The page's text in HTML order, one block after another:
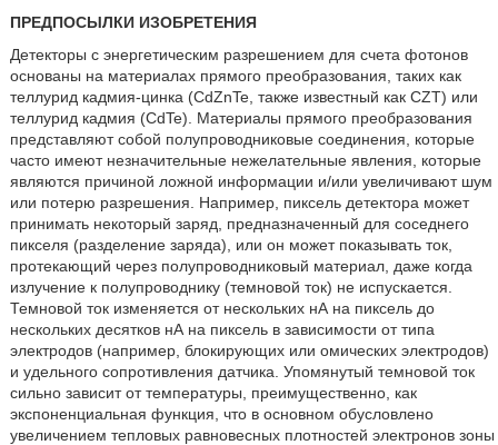
ПРЕДПОСЫЛКИ ИЗОБРЕТЕНИЯ
Детекторы с энергетическим разрешением для счета фотонов
основаны на материалах прямого преобразования, таких как
теллурид кадмия-цинка (CdZnTe, также известный как CZT) или
теллурид кадмия (CdTe). Материалы прямого преобразования
представляют собой полупроводниковые соединения, которые
часто имеют незначительные нежелательные явления, которые
являются причиной ложной информации и/или увеличивают шум
или потерю разрешения. Например, пиксель детектора может
принимать некоторый заряд, предназначенный для соседнего
пикселя (разделение заряда), или он может показывать ток,
протекающий через полупроводниковый материал, даже когда
излучение к полупроводнику (темновой ток) не испускается.
Темновой ток изменяется от нескольких нА на пиксель до
нескольких десятков нА на пиксель в зависимости от типа
электродов (например, блокирующих или омических электродов)
и удельного сопротивления датчика. Упомянутый темновой ток
сильно зависит от температуры, преимущественно, как
экспоненциальная функция, что в основном обусловлено
увеличением тепловых равновесных плотностей электронов зоны